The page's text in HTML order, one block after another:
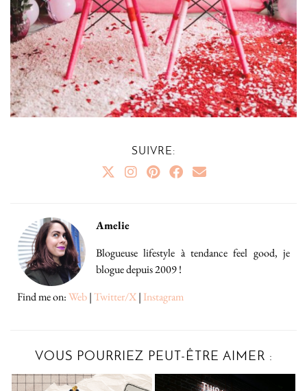
SUIVRE:
Amelie
Blogueuse lifestyle à tendance feel good, je
blogue depuis 2009 !
Find me on:Web|Twitter/X| Instagram
VOUS POURRIEZ PEUT-ÊTRE AIMER :